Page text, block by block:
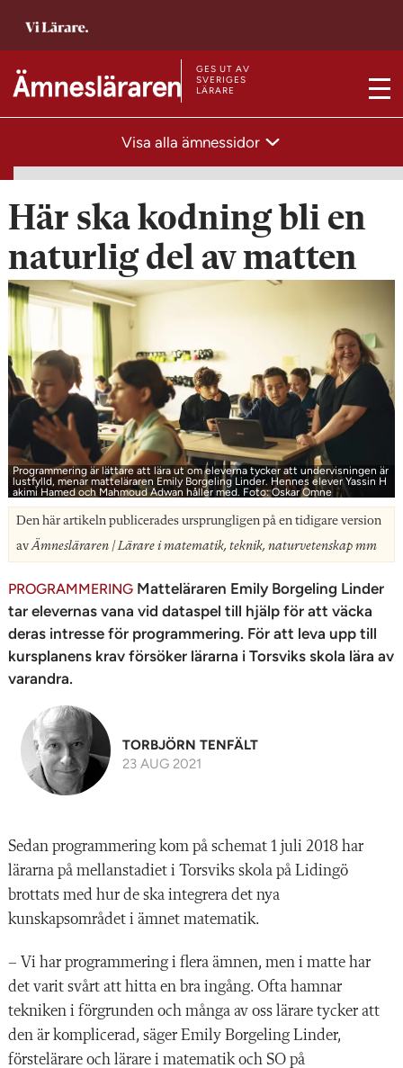
l
s
a
t
s
i
d
a
T
i
s
t
a
r
t
s
d
a
GES UT AV
SVERIGES
LÄRARE
M
Visa alla ämnessidor
Här ska kodning bli en
naturlig del av matten
Programmering är lättare att lära ut om eleverna tycker att undervisningen är
lustfylld, menar matteläraren Emily Borgeling Linder. Hennes elever Yassin H
akimi Hamed och Mahmoud Adwan håller med. Foto: Oskar Omne
Den här artikeln publicerades ursprungligen på en tidigare version
avÄmnesläraren | Lärare i matematik, teknik, naturvetenskap mm
PROGRAMMERING Matteläraren Emily Borgeling Linder
tar elevernas­ vana vid dataspel till hjälp för att väcka
deras ­intresse för programmering. För att leva upp till
kursplanens krav försöker lärarna i Torsviks skola lära av
varandra.
TORBJÖRN TENFÄLT
23 AUG 2021
Sedan programmering kom på schemat 1 juli 2018 har
lärarna på mellanstadiet i Torsviks skola på Lidingö
brottats med hur de ska integrera det nya
kunskapsområdet i ämnet matematik.
– Vi har programmering i flera ämnen, men i matte har
det varit svårt att hitta en bra ingång. Ofta hamnar
tekniken i förgrunden och många av oss lärare tycker att
den är komplicerad, säger Emily Borgeling Linder,
förstelärare och lärare i matematik och SO på